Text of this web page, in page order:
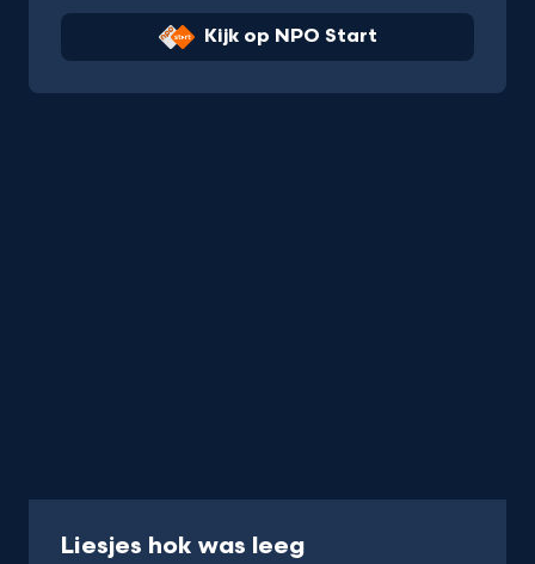
Kijk op NPO Start
Liesjes hok was leeg-